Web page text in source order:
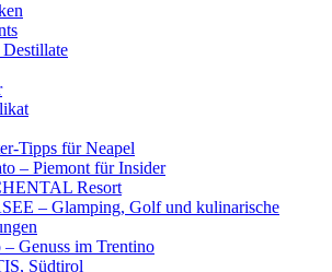
Tipps für Neapel
– Piemont für Insider
Resort
– Glamping, Golf und kulinarische
– Genuss im Trentino
Südtirol